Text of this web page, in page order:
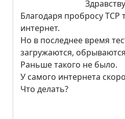
Благодаря пробросу TCP
интернет.
Но в последнее время
загружаются,
Раньше такого не было.
У самого интернета
Что делать?